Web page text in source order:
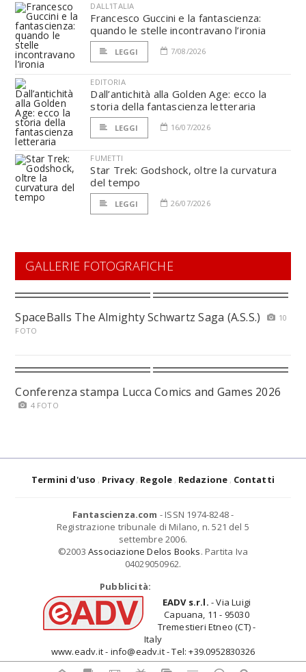
DALL'ITALIA
Francesco Guccini e la fantascienza:
quando le stelle incontravano l’ironia
LEGGI 7/08/2026
EDITORIA
Dall’antichità alla Golden Age: ecco la
storia della fantascienza letteraria
LEGGI 16/07/2026
FUMETTI
Star Trek: Godshock, oltre la curvatura
del tempo
LEGGI 26/07/2026
GALLERIE FOTOGRAFICHE
SpaceBalls The Almighty Schwartz Saga (A.S.S.)
10
FOTO
Conferenza stampa Lucca Comics and Games 2026
4 FOTO
Termini d'uso Privacy Regole Redazione Contatti
Fantascienza.com - ISSN 1974-8248 -
Registrazione tribunale di Milano, n. 521 del 5
settembre 2006.
©2003 Associazione Delos Books. Partita Iva
04029050962.
Pubblicità:
EADV s.r.l. - Via Luigi
Capuana, 11 - 95030
Tremestieri Etneo (CT) -
Italy
www.eadv.it - info@eadv.it - Tel: +39.0952830326